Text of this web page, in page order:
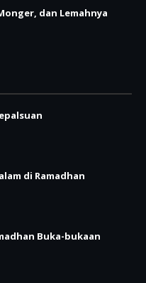
dan Lemahnya
di Ramadhan
Buka-bukaan